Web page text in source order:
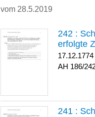
vom 28.5.2019
242 :
erfolgte
17.12.1774
186/
241 :